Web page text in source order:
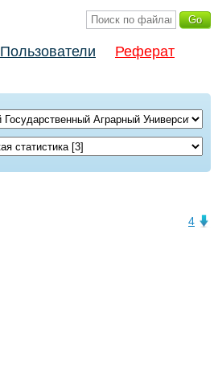
Пользователи
Реферат
4